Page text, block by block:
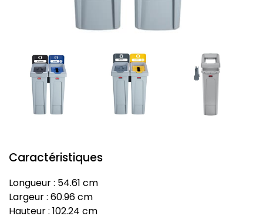
Caractéristiques
Longueur : 54.61 cm
Largeur : 60.96 cm
Hauteur : 102.24 cm